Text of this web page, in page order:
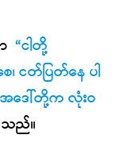
“ငါတို့
ငတ်ပြတ်နေ ပါ
အဒေါ်တို့က လုံးဝ
သည်။